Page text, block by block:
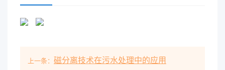
加，使得城市中的水资源需求量不断升高，而城市中
众正常的日常生活得不到保障，城市自身的环境也会
上一条： 磁分离技术在污水处理中的应用